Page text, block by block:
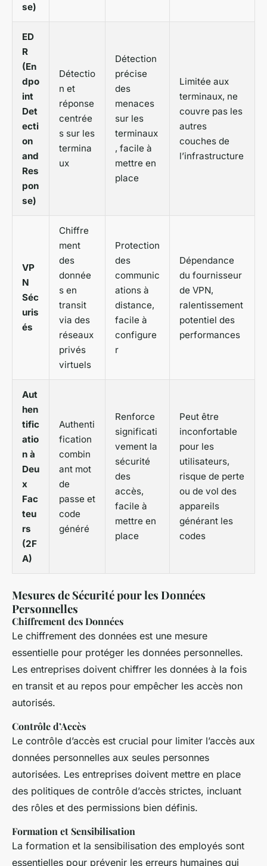
se)
ED
R
(En
dpo
int
Det
ecti
on
and
Res
pon
se)
Détectio
n et
réponse
centrée
s sur les
termina
ux
Détection
précise
des
menaces
sur les
terminaux
, facile à
mettre en
place
Limitée aux
terminaux, ne
couvre pas les
autres
couches de
l’infrastructure
VP
N
Séc
uris
és
Chiffre
ment
des
donnée
s en
transit
via des
réseaux
privés
virtuels
Protection
des
communic
ations à
distance,
facile à
configure
r
Dépendance
du fournisseur
de VPN,
ralentissement
potentiel des
performances
Aut
hen
tific
atio
n à
Deu
x
Fac
teu
rs
(2F
A)
Authenti
fication
combin
ant mot
de
passe et
code
généré
Renforce
significati
vement la
sécurité
des
accès,
facile à
mettre en
place
Peut être
inconfortable
pour les
utilisateurs,
risque de perte
ou de vol des
appareils
générant les
codes
Mesures de Sécurité pour les Données
Personnelles
Chiffrement des Données
Le chiffrement des données est une mesure
essentielle pour protéger les données personnelles.
Les entreprises doivent chiffrer les données à la fois
en transit et au repos pour empêcher les accès non
autorisés.
Contrôle d’Accès
Le contrôle d’accès est crucial pour limiter l’accès aux
données personnelles aux seules personnes
autorisées. Les entreprises doivent mettre en place
des politiques de contrôle d’accès strictes, incluant
des rôles et des permissions bien définis.
Formation et Sensibilisation
La formation et la sensibilisation des employés sont
essentielles pour prévenir les erreurs humaines qui